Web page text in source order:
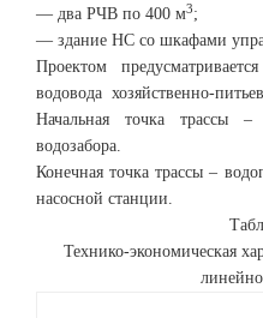
— два РЧВ по 400 м3;
— здание НС со шкафами
Проектом
водовода хозяйственно-
Начальная точка трассы –
водозабора.
Конечная точка трассы –
насосной станции.
Технико-экономическая